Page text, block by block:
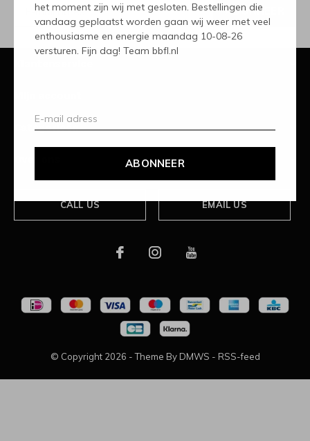
het moment zijn wij met gesloten. Bestellingen die
vandaag geplaatst worden gaan wij weer met veel
enthousiasme en energie maandag 10-08-26
versturen. Fijn dag! Team bbfl.nl
ABONNEER
ABONNEER
Categorieën
CALL US EMAIL US
© Copyright 2026 - Theme By DMWS - RSS-feed